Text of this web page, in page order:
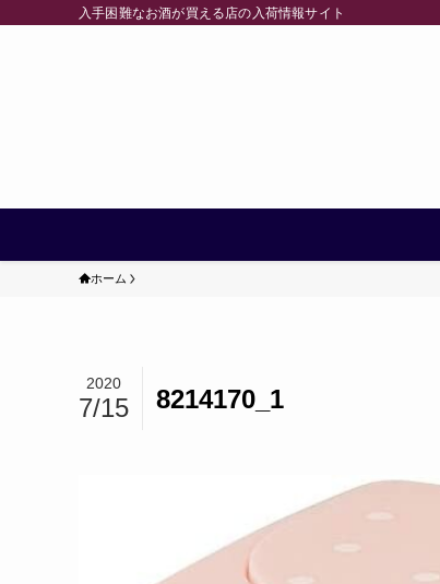
入手困難なお酒が買える店の入荷情報サイト
ホーム
8214170_1
2020
7/15